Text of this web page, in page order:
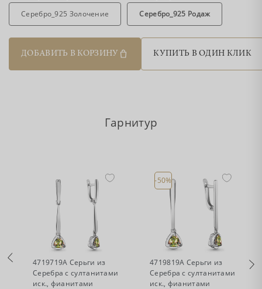
Серебро_925 Золочение Серебро_925 Родаж
ДОБАВИТЬ В КОРЗИНУ КУПИТЬ В ОДИН КЛИК
Гарнитур
Нет в наличии
4719719А Серьги из
Серебра с султанитами
иск., фианитами
-50%
Есть в наличии
4719819А Серьги из
Серебра с султанитами
иск., фианитами